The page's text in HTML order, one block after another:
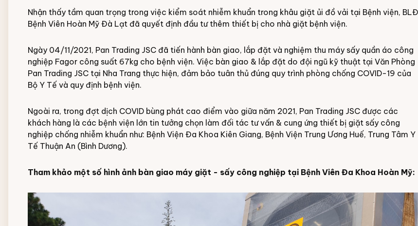
Nhận thấy tầm quan trọng trong việc kiểm soát nhiễm khuẩn trong khâu giặt ủi đồ vải tại Bệnh viện, BLĐ
Bệnh Viên Hoàn Mỹ Đà Lạt đã quyết định đầu tư thêm thiết bị cho nhà giặt bệnh viện.
Ngày 04/11/2021, Pan Trading JSC đã tiến hành bàn giao, lắp đặt và nghiệm thu máy sấy quần áo công
nghiệp Fagor công suất 67kg cho bệnh viện. Việc bàn giao & lắp đặt do đội ngũ kỹ thuật tại Văn Phòng
Pan Trading JSC tại Nha Trang thực hiện, đảm bảo tuân thủ đúng quy trình phòng chống COVID-19 của
Bộ Y Tế và quy định bệnh viện.
Ngoài ra, trong đợt dịch COVID bùng phát cao điểm vào giữa năm 2021, Pan Trading JSC được các
khách hàng là các bệnh viện lớn tin tưởng chọn làm đối tác tư vấn & cung ứng thiết bị giặt sấy công
nghiệp chống nhiễm khuẩn như: Bệnh Viện Đa Khoa Kiên Giang, Bệnh Viện Trung Ương Huế, Trung Tâm Y
Tế Thuận An (Bình Dương).
Tham khảo một số hình ảnh bàn giao máy giặt - sấy công nghiệp tại Bệnh Viên Đa Khoa Hoàn Mỹ: